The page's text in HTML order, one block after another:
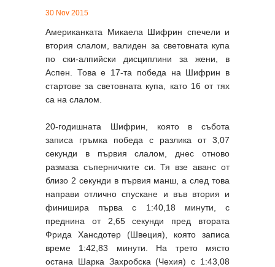
30 Nov 2015
Американката Микаела Шифрин спечели и
втория слалом, валиден за световната купа
по ски-алпийски дисциплини за жени, в
Аспен. Това е 17-та победа на Шифрин в
стартове за световната купа, като 16 от тях
са на слалом.
20-годишната Шифрин, която в събота
записа гръмка победа с разлика от 3,07
секунди в първия слалом, днес отново
размаза съперничките си. Тя взе аванс от
близо 2 секунди в първия манш, а след това
направи отлично спускане и във втория и
финишира първа с 1:40,18 минути, с
преднина от 2,65 секунди пред втората
Фрида Хансдотер (Швеция), която записа
време 1:42,83 минути. На трето място
остана Шарка Захробска (Чехия) с 1:43,08